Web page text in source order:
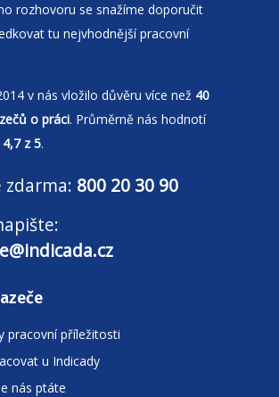
rozhovoru se snažíme doporučit
tu nejvhodnější pracovní
v nás vložilo důvěru více než 40
o práci. Průměrně nás hodnotí
4,7 z 5.
zdarma: 800 20 30 90
pracovní příležitosti
u Indicady
nás ptáte